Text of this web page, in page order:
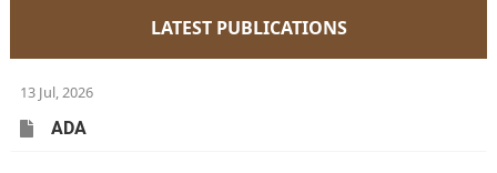
LATEST PUBLICATIONS
13 Jul, 2026
ADA